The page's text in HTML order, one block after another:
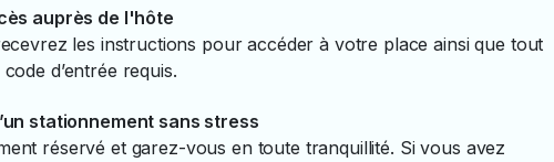
auprès de l'hôte
les instructions pour accéder à votre place ainsi que tout
d’entrée requis.
stationnement sans stress
réservé et garez-vous en toute tranquillité. Si vous avez